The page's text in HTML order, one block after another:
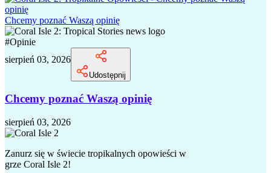
Chcemy poznać Waszą opinię
#Opinie
sierpień 03, 2026
Udostępnij
Chcemy poznać Waszą opinię
sierpień 03, 2026
Zanurz się w świecie tropikalnych opowieści w
grze Coral Isle 2!